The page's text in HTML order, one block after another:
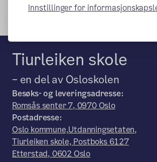
Innstillinger for
Tiurleiken skole
– en del av Osloskolen
Besøks- og leveringsadresse:
Romsås senter 7, 0970 Oslo
Postadresse:
Oslo kommune,Utdanningsetaten,
Tiurleiken skole, Postboks 6127
Etterstad, 0602 Oslo